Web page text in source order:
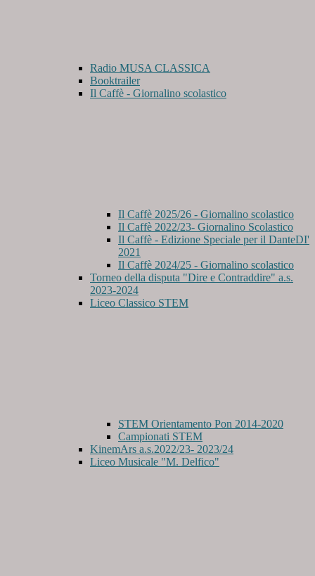
Radio MUSA CLASSICA
Booktrailer
Il Caffè - Giornalino scolastico
Il Caffè 2025/26 - Giornalino scolastico
Il Caffè 2022/23- Giornalino Scolastico
Il Caffè - Edizione Speciale per il DanteDI'
2021
Il Caffè 2024/25 - Giornalino scolastico
Torneo della disputa "Dire e Contraddire" a.s.
2023-2024
Liceo Classico STEM
STEM Orientamento Pon 2014-2020
Campionati STEM
KinemArs a.s.2022/23- 2023/24
Liceo Musicale "M. Delfico"